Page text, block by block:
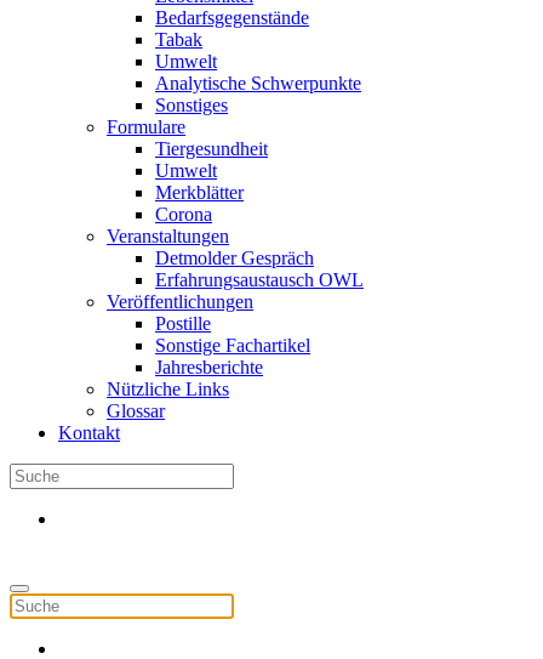
Bedarfsgegenstände
Tabak
Umwelt
Analytische Schwerpunkte
Sonstiges
Formulare
Tiergesundheit
Umwelt
Merkblätter
Corona
Veranstaltungen
Detmolder Gespräch
Erfahrungsaustausch OWL
Veröffentlichungen
Postille
Sonstige Fachartikel
Jahresberichte
Nützliche Links
Glossar
Kontakt